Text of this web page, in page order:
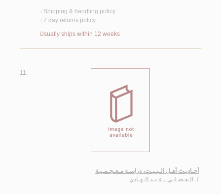
< Shipping & handling policy
< 7 day returns policy
Usually ships within 12 weeks
11.
أحـاديـث أهـل الـبـيـت، دراسـة مـعـجـمـيـة
لـ الـفـضـلـي ، عـبـد الـهـادي